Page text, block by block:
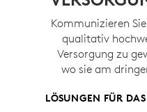
Kommunizieren
qualitativ
Versorgung zu
wo sie am
LÖSUNGEN FÜR